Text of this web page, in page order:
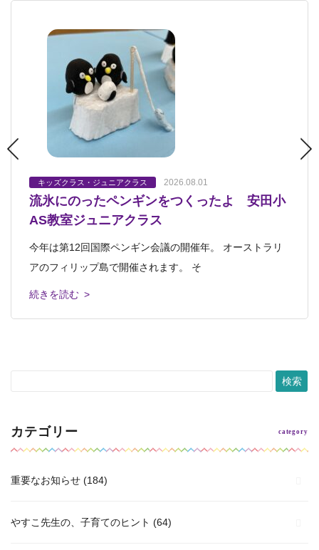
キッズクラス・ジュニアクラス 2026.08.01
流氷にのったペンギンをつくったよ 安田小
AS教室ジュニアクラス
今年は第12回国際ペンギン会議の開催年。 オーストラリ
アのフィリップ島で開催されます。 そ
続きを読む >
キッズクラス・ジュニアクラス 2026.07.23
「静物画」完成！ 安田小AS教室ジュニア
クラス
安田小アフタースクール教室ジュニアクラス 今回は3回完
結プログラム「静物画」の仕上げでした
続きを読む >
キッズクラス・ジュニアクラス 2026.07.18
「オーパーツ」 安田小AS教室キッズクラ
ス
安田小アフタースクール教室キッズ２年生クラス 本日の
レッスンタイトルは「オーパーツ」 オー
続きを読む >
キッズクラス・ジュニアクラス 2026.07.17
静物画 安佐南教室ジュニアクラス
こんにちは、齊藤です。 先日ブログに載せた、安佐南木
曜ジュニアクラスで制作した静物画レッス
続きを読む >
キッズクラス・ジュニアクラス 2026.07.12
静物画 安田小AS教室ジュニアクラス
安田小アフタースクール教室ジュニアクラス ３週連続
で静物画に取り組んでいます。 &nbs
続きを読む >
カテゴリー
重要なお知らせ (184)
やすこ先生の、子育てのヒント (64)